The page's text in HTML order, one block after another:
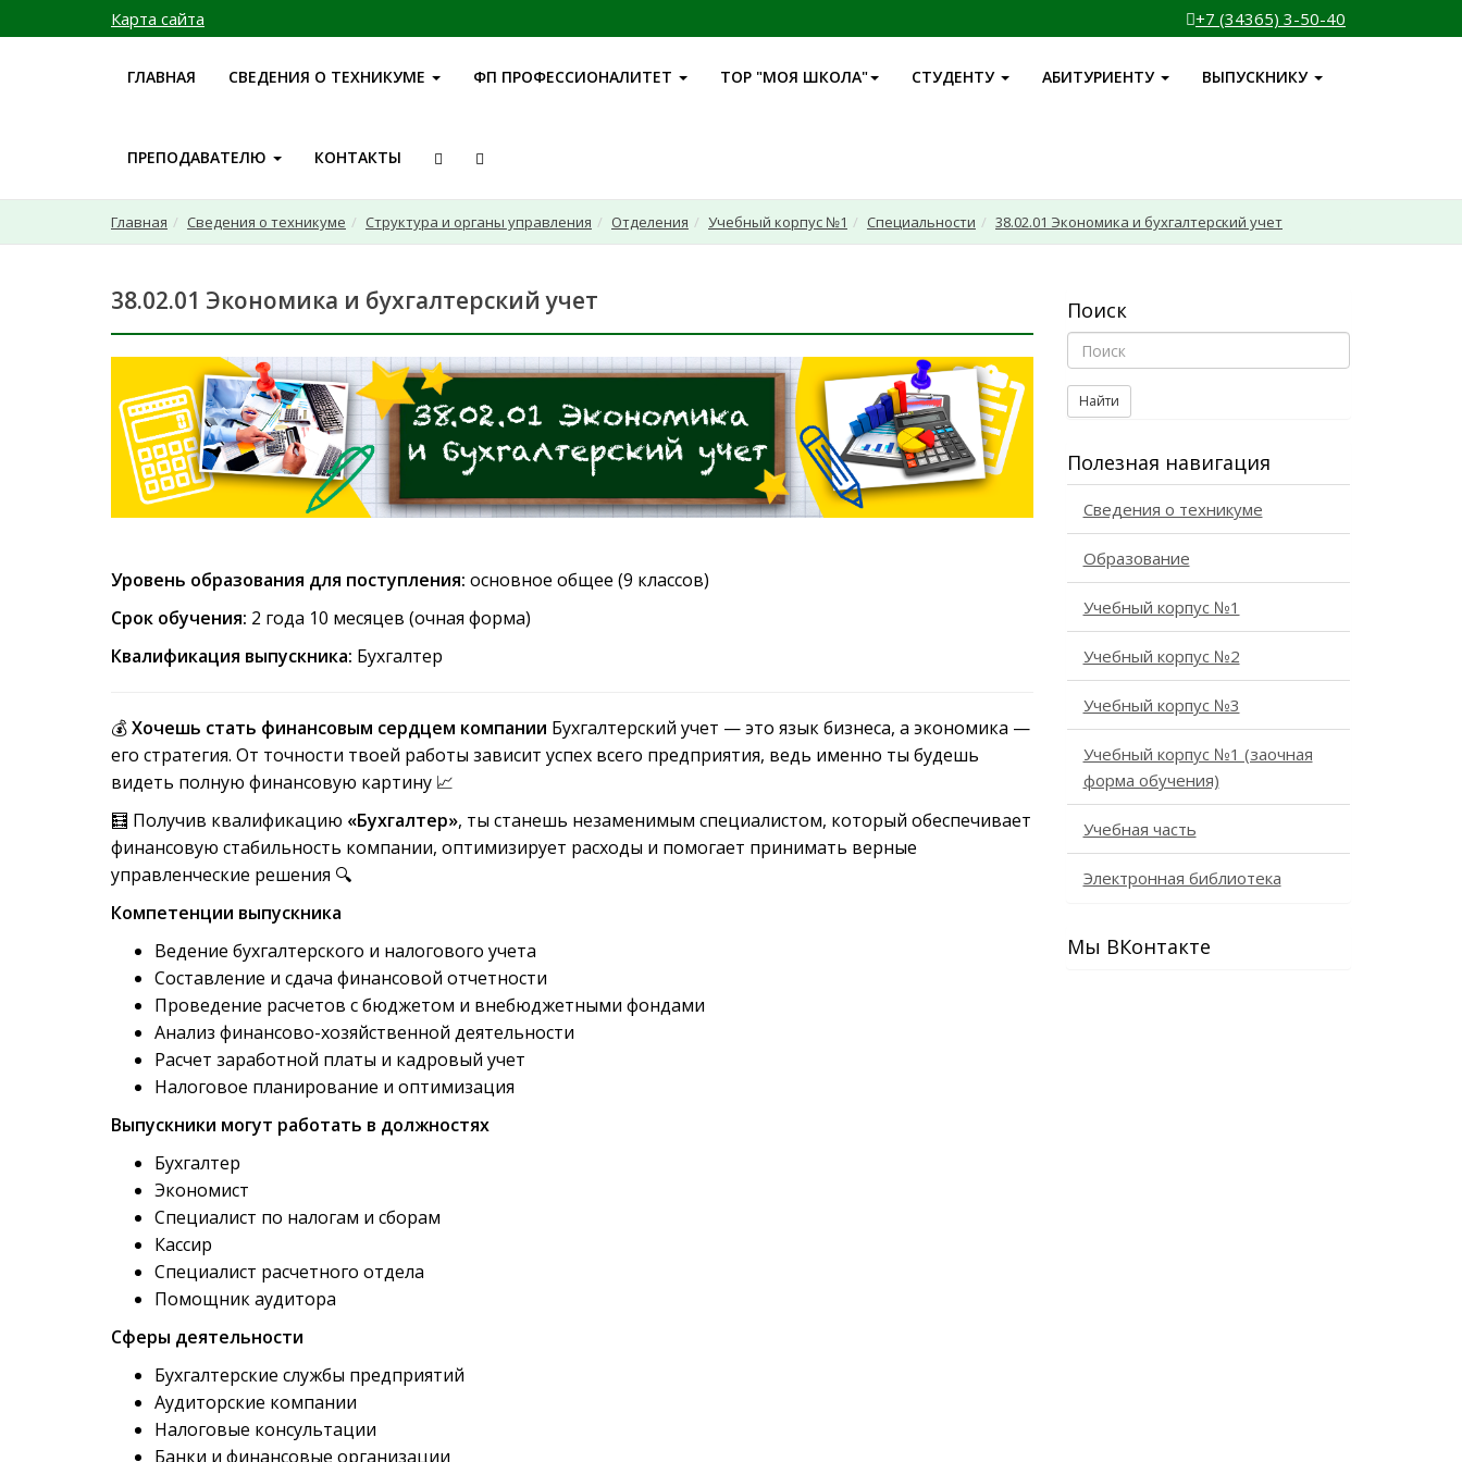
Карта сайта +7 (34365) 3-50-40
ГЛАВНАЯ СВЕДЕНИЯ О ТЕХНИКУМЕ ФП ПРОФЕССИОНАЛИТЕТ ТОР "МОЯ ШКОЛА" СТУДЕНТУ АБИТУРИЕНТУ ВЫПУСКНИКУ
ПРЕПОДАВАТЕЛЮ КОНТАКТЫ
Главная Сведения о техникуме Структура и органы управления Отделения Учебный корпус №1 Специальности 38.02.01 Экономика и бухгалтерский учет
38.02.01 Экономика и бухгалтерский учет
Уровень образования для поступления: основное общее (9 классов)
Срок обучения: 2 года 10 месяцев (очная форма)
Квалификация выпускника: Бухгалтер
💰Хочешь стать финансовым сердцем компании Бухгалтерский учет — это язык бизнеса, а экономика —
его стратегия. От точности твоей работы зависит успех всего предприятия, ведь именно ты будешь
видеть полную финансовую картину 📈
🧮 Получив квалификацию «Бухгалтер», ты станешь незаменимым специалистом, который обеспечивает
финансовую стабильность компании, оптимизирует расходы и помогает принимать верные
управленческие решения 🔍
Компетенции выпускника
Ведение бухгалтерского и налогового учета
Составление и сдача финансовой отчетности
Проведение расчетов с бюджетом и внебюджетными фондами
Анализ финансово-хозяйственной деятельности
Расчет заработной платы и кадровый учет
Налоговое планирование и оптимизация
Выпускники могут работать в должностях
Бухгалтер
Экономист
Специалист по налогам и сборам
Кассир
Специалист расчетного отдела
Помощник аудитора
Сферы деятельности
Бухгалтерские службы предприятий
Аудиторские компании
Налоговые консультации
Банки и финансовые организации
Поиск
Найти
Полезная навигация
Сведения о техникуме
Образование
Учебный корпус №1
Учебный корпус №2
Учебный корпус №3
Учебный корпус №1 (заочная
форма обучения)
Учебная часть
Электронная библиотека
Мы ВКонтакте